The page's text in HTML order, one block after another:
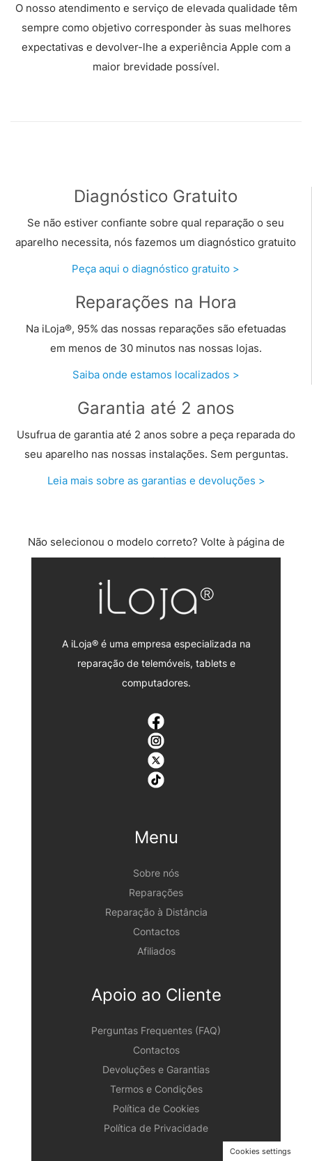
O nosso atendimento e serviço de elevada qualidade têm
sempre como objetivo corresponder às suas melhores
expectativas e devolver-lhe a experiência Apple com a
maior brevidade possível.
Diagnóstico Gratuito
Se não estiver confiante sobre qual reparação o seu
aparelho necessita, nós fazemos um diagnóstico gratuito
Peça aqui o diagnóstico gratuito >
Reparações na Hora
Na iLoja®, 95% das nossas reparações são efetuadas
em menos de 30 minutos nas nossas lojas.
Saiba onde estamos localizados >
Garantia até 2 anos
Usufrua de garantia até 2 anos sobre a peça reparada do
seu aparelho nas nossas instalações. Sem perguntas.
Leia mais sobre as garantias e devoluções >
Não selecionou o modelo correto? Volte à página de
reparação iphone.
A iLoja® é uma empresa especializada na
reparação de telemóveis, tablets e
computadores.
Menu
Sobre nós
Reparações
Reparação à Distância
Contactos
Afiliados
Apoio ao Cliente
Perguntas Frequentes (FAQ)
Contactos
Devoluções e Garantias
Termos e Condições
Política de Cookies
Política de Privacidade
Cookies settings